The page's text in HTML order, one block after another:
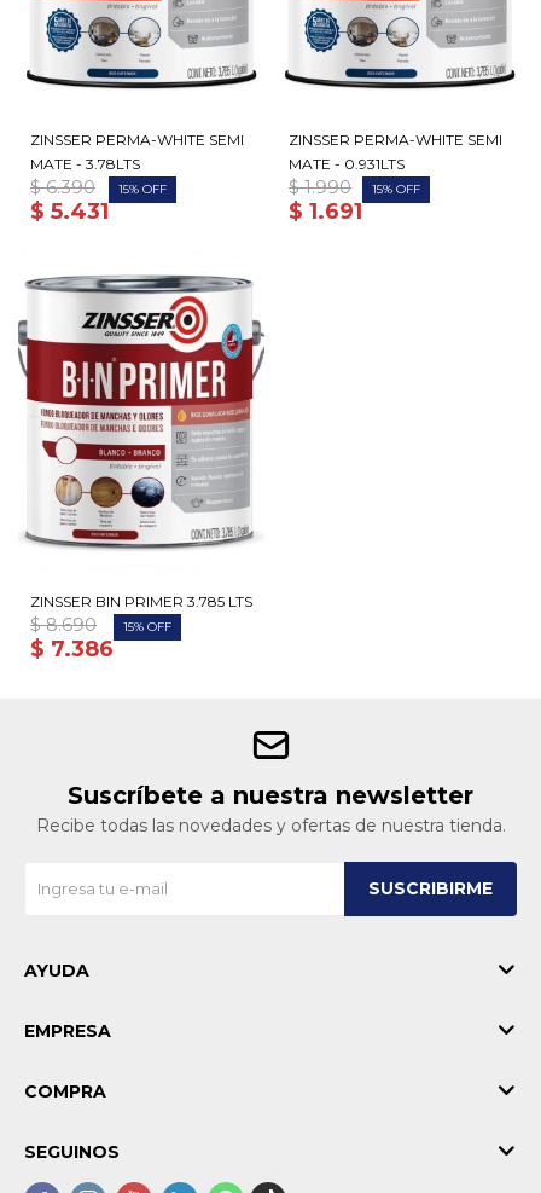
ZINSSER PERMA-WHITE SEMI
MATE - 3.78LTS
$ 5.431
$ 6.390 15
ZINSSER PERMA-WHITE SEMI
MATE - 0.931LTS
$ 1.691
$ 1.990 15
ZINSSER BIN PRIMER 3.785 LTS
$ 7.386
$ 8.690 15
Suscríbete a nuestra newsletter
Recibe todas las novedades y ofertas de nuestra tienda.
SUSCRIBIRME
AYUDA
EMPRESA
COMPRA
SEGUINOS